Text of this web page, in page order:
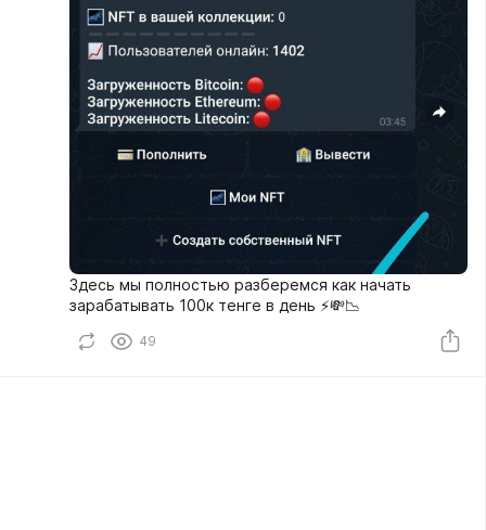
Здесь мы полностью разберемся как начать
зарабатывать 100к тенге в день ⚡💸📉
49